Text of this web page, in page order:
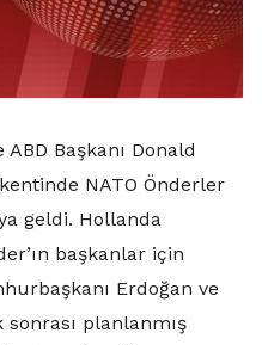
Başkanı Donald
NATO Önderler
geldi. Hollanda
başkanlar için
Erdoğan ve
sonrası planlanmış